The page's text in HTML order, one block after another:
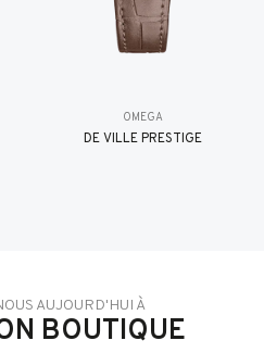
OMEGA
DE VILLE PRESTIGE
AUJOURD'HUI À
BOUTIQUE